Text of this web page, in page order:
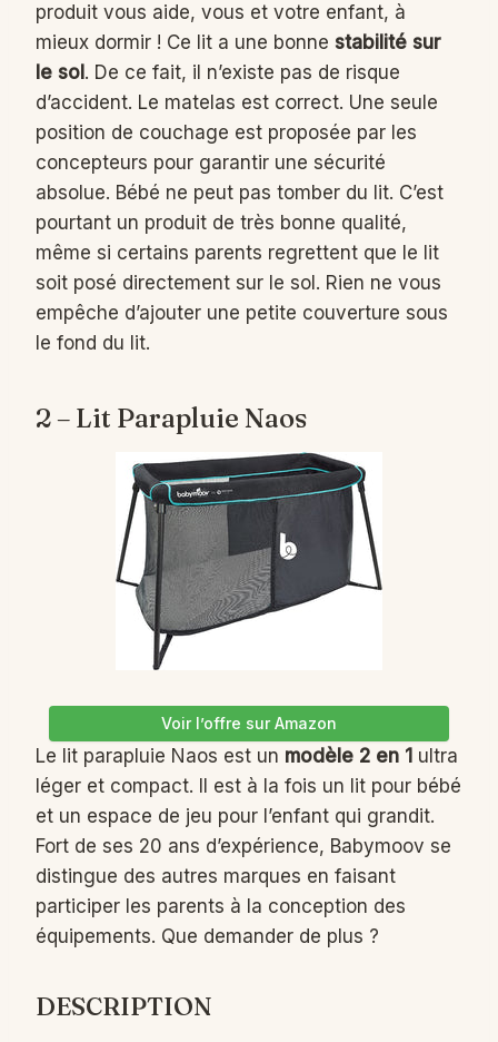
produit vous aide, vous et votre enfant, à
mieux dormir ! Ce lit a une bonne stabilité sur
le sol . De ce fait, il n’existe pas de risque
d’accident. Le matelas est correct. Une seule
position de couchage est proposée par les
concepteurs pour garantir une sécurité
absolue. Bébé ne peut pas tomber du lit. C’est
pourtant un produit de très bonne qualité,
même si certains parents regrettent que le lit
soit posé directement sur le sol. Rien ne vous
empêche d’ajouter une petite couverture sous
le fond du lit.
2 – Lit Parapluie Naos
Voir l’offre sur Amazon
Le lit parapluie Naos est un modèle 2 en 1 ultra
léger et compact. Il est à la fois un lit pour bébé
et un espace de jeu pour l’enfant qui grandit.
Fort de ses 20 ans d’expérience, Babymoov se
distingue des autres marques en faisant
participer les parents à la conception des
équipements. Que demander de plus ?
DESCRIPTION